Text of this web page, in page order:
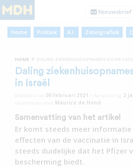
Home Politiek A.I. Zetelgrafiek
HOME »
Daling
in Israël
06 februari 2021 2
Maurice de Hond
Samenvatting van het artikel
Er komt steeds meer informatie
effecten van de vaccinatie in
steeds duidelijke dat het Pfizer
bescherming biedt.